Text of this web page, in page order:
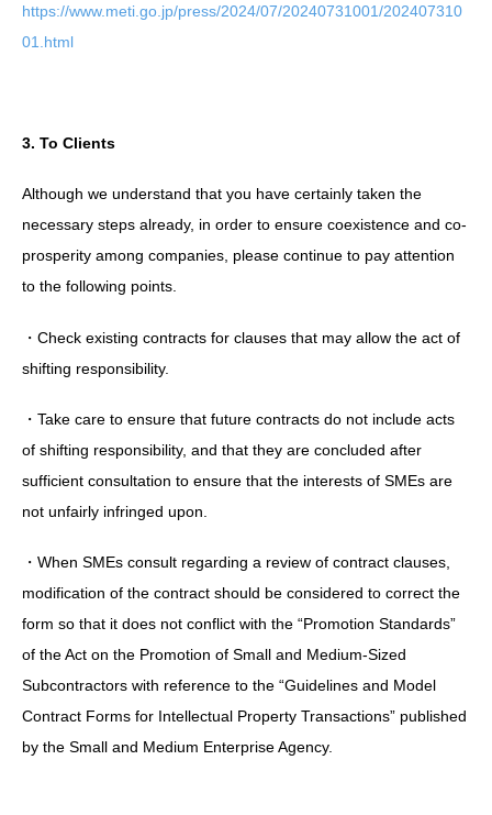
https://www.meti.go.jp/press/2024/07/20240731001/202407310
01.html
3. To Clients
Although we understand that you have certainly taken the
necessary steps already, in order to ensure coexistence and co-
prosperity among companies, please continue to pay attention
to the following points.
・Check existing contracts for clauses that may allow the act of
shifting responsibility.
・Take care to ensure that future contracts do not include acts
of shifting responsibility, and that they are concluded after
sufficient consultation to ensure that the interests of SMEs are
not unfairly infringed upon.
・When SMEs consult regarding a review of contract clauses,
modification of the contract should be considered to correct the
form so that it does not conflict with the “Promotion Standards”
of the Act on the Promotion of Small and Medium-Sized
Subcontractors with reference to the “Guidelines and Model
Contract Forms for Intellectual Property Transactions” published
by the Small and Medium Enterprise Agency.